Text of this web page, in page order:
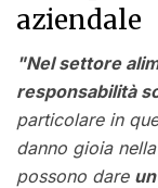
aziendale
"Nel settore
responsabilità
particolare in
danno gioia
possono dare